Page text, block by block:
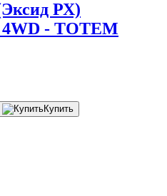
РХ)
- TOTEM
Купить